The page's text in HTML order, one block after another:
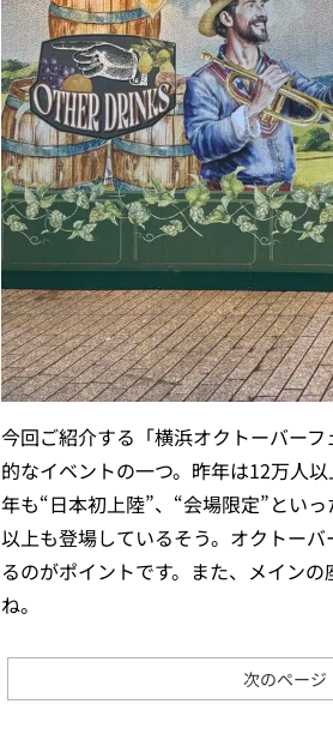
今回ご紹介する「横浜オクトーバー
的なイベントの一つ。昨年は12万人
年も“日本初上陸”、“会場限定”とい
以上も登場しているそう。オクトー
るのがポイントです。また、メイン
ね。
次のページ